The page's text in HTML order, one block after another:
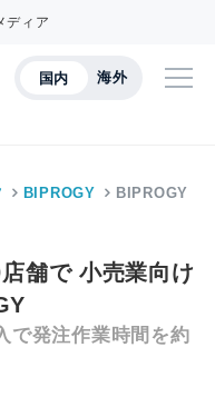
ディア
国内 海外
BIPROGY BIPROGY
舗で 小売業向け
で発注作業時間を約